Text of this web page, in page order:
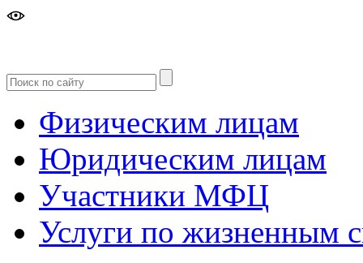
Физическим лицам
Юридическим лицам
Участники МФЦ
Услуги по жизненным